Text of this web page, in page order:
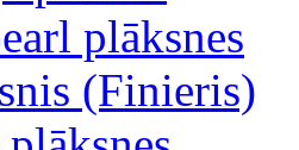
plāksnes
(Finieris)